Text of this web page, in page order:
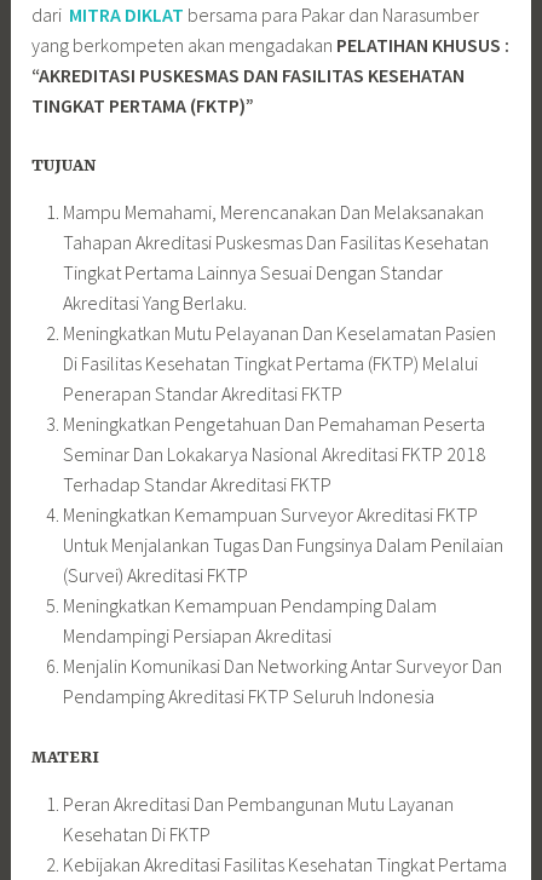
dari MITRA DIKLAT bersama para Pakar dan Narasumber
yang berkompeten akan mengadakan PELATIHAN KHUSUS :
“AKREDITASI PUSKESMAS DAN FASILITAS KESEHATAN
TINGKAT PERTAMA (FKTP)”
TUJUAN
Mampu Memahami, Merencanakan Dan Melaksanakan
Tahapan Akreditasi Puskesmas Dan Fasilitas Kesehatan
Tingkat Pertama Lainnya Sesuai Dengan Standar
Akreditasi Yang Berlaku.
Meningkatkan Mutu Pelayanan Dan Keselamatan Pasien
Di Fasilitas Kesehatan Tingkat Pertama (FKTP) Melalui
Penerapan Standar Akreditasi FKTP
Meningkatkan Pengetahuan Dan Pemahaman Peserta
Seminar Dan Lokakarya Nasional Akreditasi FKTP 2018
Terhadap Standar Akreditasi FKTP
Meningkatkan Kemampuan Surveyor Akreditasi FKTP
Untuk Menjalankan Tugas Dan Fungsinya Dalam Penilaian
(Survei) Akreditasi FKTP
Meningkatkan Kemampuan Pendamping Dalam
Mendampingi Persiapan Akreditasi
Menjalin Komunikasi Dan Networking Antar Surveyor Dan
Pendamping Akreditasi FKTP Seluruh Indonesia
MATERI
Peran Akreditasi Dan Pembangunan Mutu Layanan
Kesehatan Di FKTP
Kebijakan Akreditasi Fasilitas Kesehatan Tingkat Pertama